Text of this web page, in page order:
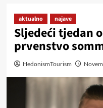
aktualno najave
Sljedeći tjedan
prvenstvo
HedonismTourism